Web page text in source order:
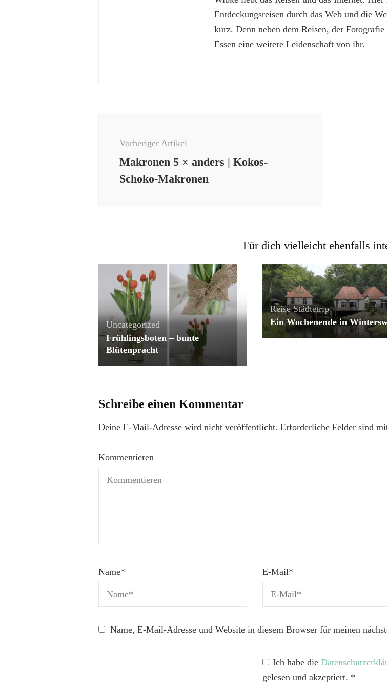
Entdeckungsreisen durch das Web und die
kurz. Denn neben dem Reisen, der
Essen eine weitere Leidenschaft von ihr.
Vorheriger Artikel
Makronen 5 × anders | Kokos-
Schoko-Makronen
Für dich vielleicht ebenfalls
Uncategorized
Frühlingsboten – bunte
Blütenpracht
Reise Städtetrip
Ein Wochenende in
Schreibe einen Kommentar
Deine E-Mail-Adresse wird nicht veröffentlicht. Erforderliche Felder sind
Kommentieren
Name* E-Mail*
Name, E-Mail-Adresse und Website in diesem Browser für meinen
Ich habe die
gelesen und akzeptiert. *